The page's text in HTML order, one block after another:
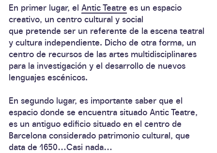
En primer lugar, el Antic Teatre es un espacio
creativo, un centro cultural y social
que pretende ser un referente de la escena teatral
y cultura independiente. Dicho de otra forma, un
centro de recursos de las artes multidisciplinares
para la investigación y el desarrollo de nuevos
lenguajes escénicos.
En segundo lugar, es importante saber que el
espacio donde se encuentra situado Antic Teatre,
es un antiguo edificio situado en el centro de
Barcelona considerado patrimonio cultural, que
data de 1650…Casi nada…